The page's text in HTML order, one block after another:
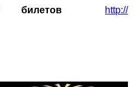
билетов
http://